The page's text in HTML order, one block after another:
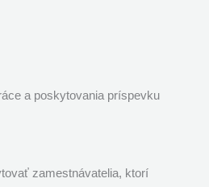
a poskytovania príspevku
zamestnávatelia, ktorí